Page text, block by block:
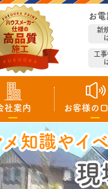
お
新
工
社案内 お客様の
知識やイ
現